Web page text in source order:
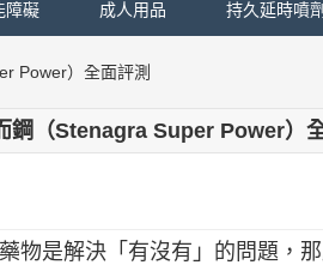
障礙 成人用品 持久延時噴劑
Power）全面評測
鋼（Stenagra Super Power）
物是解決「有沒有」的問題，